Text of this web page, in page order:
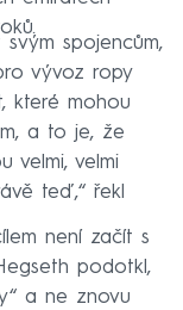
spojencům,
vývoz ropy
které mohou
a to je, že
velmi, velmi
teď,“ řekl
není začít s
podotkl,
a ne znovu